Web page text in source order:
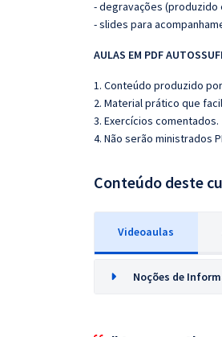
- degravações (produzido
- slides para
AULAS EM PDF
1. Conteúdo produzido
2. Material prático que
3. Exercícios comentados.
4. Não serão ministrados
Conteúdo deste
Videoaulas
Noções de